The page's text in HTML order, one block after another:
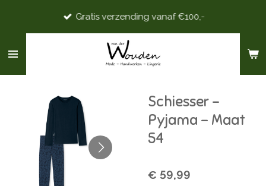
de
Gratis verzending vanaf €100,-
Schiesser -
Pyjama - Maat
54
€ 59,99